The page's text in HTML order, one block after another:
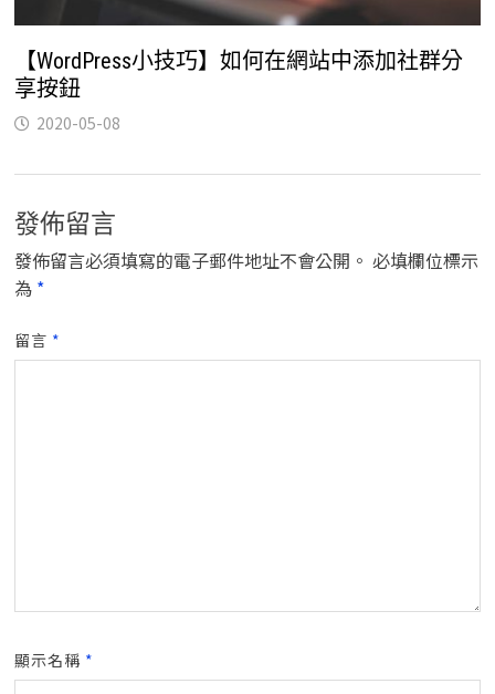
【WordPress小技巧】如何在網站中添加社群分
享按鈕
2020-05-08
發佈留言
發佈留言必須填寫的電子郵件地址不會公開。 必填欄位標示
為 *
留言 *
顯示名稱 *